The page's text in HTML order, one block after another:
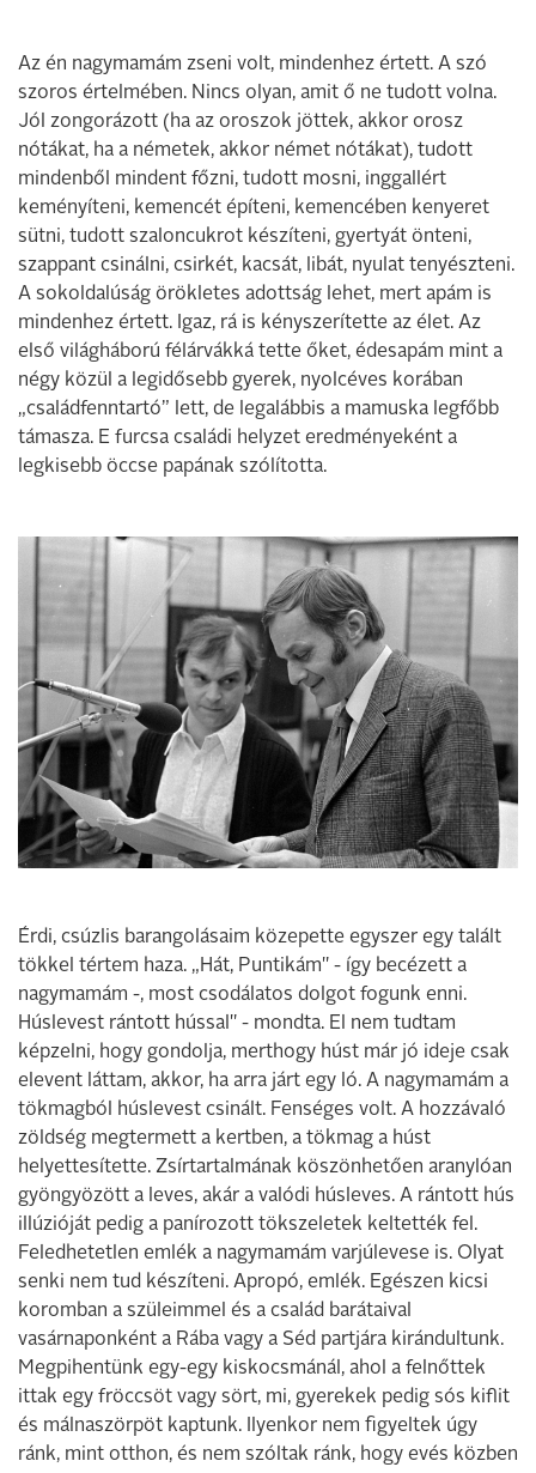
Az én nagymamám zseni volt, mindenhez értett. A szó
szoros értelmében. Nincs olyan, amit ő ne tudott volna.
Jól zongorázott (ha az oroszok jöttek, akkor orosz
nótákat, ha a németek, akkor német nótákat), tudott
mindenből mindent főzni, tudott mosni, inggallért
keményíteni, kemencét építeni, kemencében kenyeret
sütni, tudott szaloncukrot készíteni, gyertyát önteni,
szappant csinálni, csirkét, kacsát, libát, nyulat tenyészteni.
A sokoldalúság örökletes adottság lehet, mert apám is
mindenhez értett. Igaz, rá is kényszerítette az élet. Az
első világháború félárvákká tette őket, édesapám mint a
négy közül a legidősebb gyerek, nyolcéves korában
„családfenntartó” lett, de legalábbis a mamuska legfőbb
támasza. E furcsa családi helyzet eredményeként a
legkisebb öccse papának szólította.
Érdi, csúzlis barangolásaim közepette egyszer egy talált
tökkel tértem haza. „Hát, Puntikám" - így becézett a
nagymamám -, most csodálatos dolgot fogunk enni.
Húslevest rántott hússal" - mondta. El nem tudtam
képzelni, hogy gondolja, merthogy húst már jó ideje csak
elevent láttam, akkor, ha arra járt egy ló. A nagymamám a
tökmagból húslevest csinált. Fenséges volt. A hozzávaló
zöldség megtermett a kertben, a tökmag a húst
helyettesítette. Zsírtartalmának köszönhetően aranylóan
gyöngyözött a leves, akár a valódi húsleves. A rántott hús
illúzióját pedig a panírozott tökszeletek keltették fel.
Feledhetetlen emlék a nagymamám varjúlevese is. Olyat
senki nem tud készíteni. Apropó, emlék. Egészen kicsi
koromban a szüleimmel és a család barátaival
vasárnaponként a Rába vagy a Séd partjára kirándultunk.
Megpihentünk egy-egy kiskocsmánál, ahol a felnőttek
ittak egy fröccsöt vagy sört, mi, gyerekek pedig sós kiflit
és málnaszörpöt kaptunk. Ilyenkor nem figyeltek úgy
ránk, mint otthon, és nem szóltak ránk, hogy evés közben